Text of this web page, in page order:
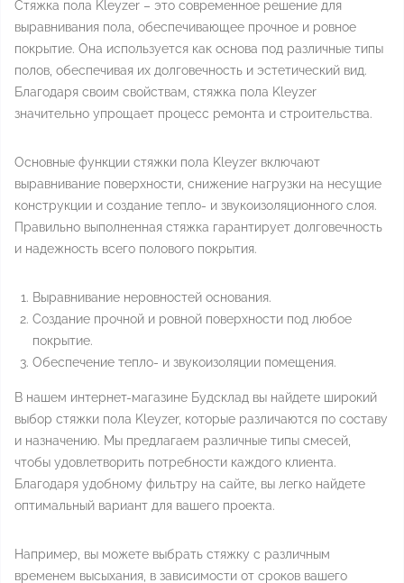
Стяжка пола Kleyzer – это современное решение для
выравнивания пола, обеспечивающее прочное и ровное
покрытие. Она используется как основа под различные типы
полов, обеспечивая их долговечность и эстетический вид.
Благодаря своим свойствам, стяжка пола Kleyzer
значительно упрощает процесс ремонта и строительства.
Основные функции стяжки пола Kleyzer включают
выравнивание поверхности, снижение нагрузки на несущие
конструкции и создание тепло- и звукоизоляционного слоя.
Правильно выполненная стяжка гарантирует долговечность
и надежность всего полового покрытия.
Выравнивание неровностей основания.
Создание прочной и ровной поверхности под любое
покрытие.
Обеспечение тепло- и звукоизоляции помещения.
В нашем интернет-магазине Будсклад вы найдете широкий
выбор стяжки пола Kleyzer, которые различаются по составу
и назначению. Мы предлагаем различные типы смесей,
чтобы удовлетворить потребности каждого клиента.
Благодаря удобному фильтру на сайте, вы легко найдете
оптимальный вариант для вашего проекта.
Например, вы можете выбрать стяжку с различным
временем высыхания, в зависимости от сроков вашего